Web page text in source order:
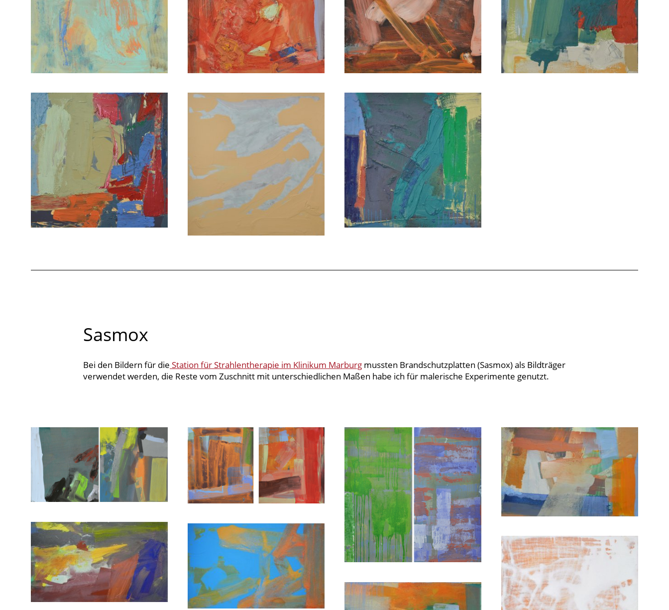
Sasmox
Bei den Bildern für die Station für Strahlentherapie im Klinikum Marburg mussten Brandschutzplatten (Sasmox) als Bildträger
verwendet werden, die Reste vom Zuschnitt mit unterschiedlichen Maßen habe ich für malerische Experimente genutzt.